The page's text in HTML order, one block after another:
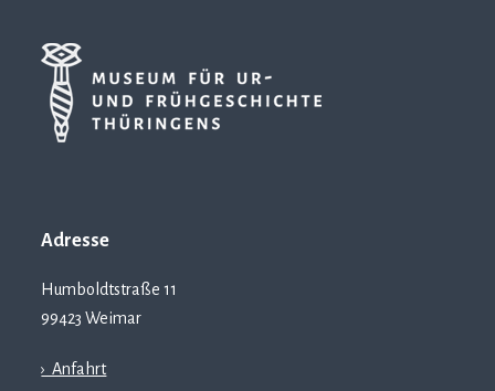
Adresse
Humboldtstraße 11
99423 Weimar
› Anfahrt